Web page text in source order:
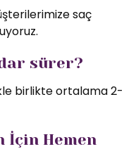
saç
sürer?
birlikte ortalama 2-
İçin Hemen